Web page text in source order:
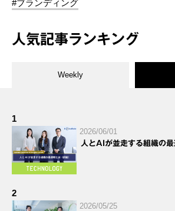
#ブランディング
人気記事ランキング
Weekly
1
2026/06/01
人とAIが並走する組織の最
2
2026/05/25